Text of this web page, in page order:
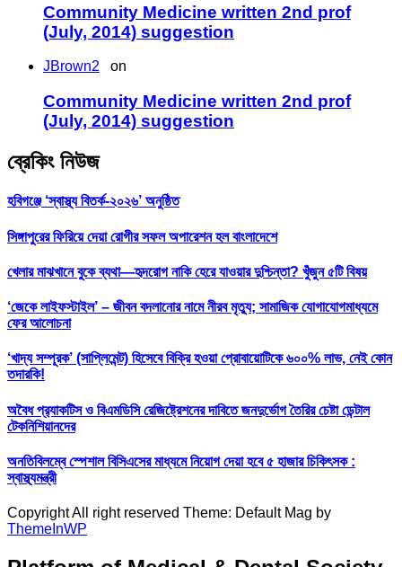
Community Medicine written 2nd prof
(July, 2014) suggestion
JBrown2 on
Community Medicine written 2nd prof
(July, 2014) suggestion
ব্রেকিং নিউজ
হবিগঞ্জে ‘স্বাস্থ্য বিতর্ক-২০২৬’ অনুষ্ঠিত
সিঙ্গাপুরের ফিরিয়ে দেয়া রোগীর সফল অপারেশন হল বাংলাদেশে
খেলার মাঝখানে বুকে ব্যথা—হৃদরোগ নাকি হেরে যাওয়ার দুশ্চিন্তা? খুঁজুন ৫টি বিষয়
‘জেকে লাইফস্টাইল’ – জীবন বদলানোর নামে নীরব মৃত্যু; সামাজিক যোগাযোগমাধ্যমে
ফের আলোচনা
‘খাদ্য সম্পূরক’ (সাপ্লিমেন্ট) হিসেবে বিক্রি হওয়া প্রোবায়োটিকে ৬০০% লাভ, নেই কোন
তদারকি!
অবৈধ প্র‍্যাকটিস ও বিএমডিসি রেজিষ্ট্রেশনের দাবিতে জনদুর্ভোগ তৈরির চেষ্টা ডেন্টাল
টেকনিশিয়ানদের
অনতিবিলম্বে স্পেশাল বিসিএসের মাধ্যমে নিয়োগ দেয়া হবে ৫ হাজার চিকিৎসক :
স্বাস্থ্যমন্ত্রী
Copyright All right reserved Theme: Default Mag by
ThemeInWP